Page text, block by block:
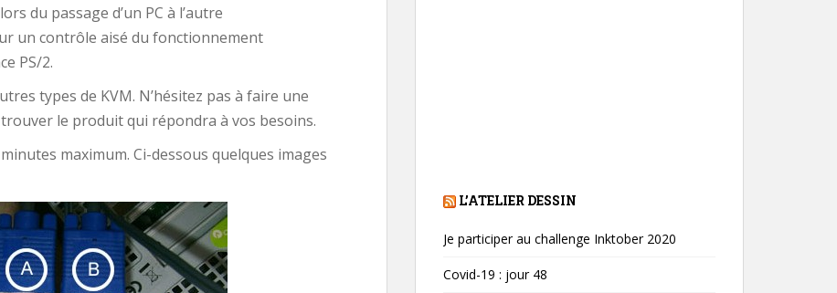
du passage d’un PC à l’autre
un contrôle aisé du fonctionnement
PS/2.
types de KVM. N’hésitez pas à faire une
le produit qui répondra à vos besoins.
maximum. Ci-dessous quelques images
L’ATELIER DESSIN
Je participer au challenge Inktober 2020
Covid-19 : jour 48